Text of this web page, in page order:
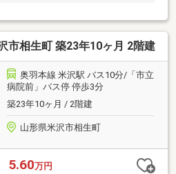
市相生町 築23年10ヶ月 2階建
奥羽本線 米沢駅 バス10分/「市立
病院前」バス停 停歩3分
築23年10ヶ月 / 2階建
山形県米沢市相生町
5.60万円